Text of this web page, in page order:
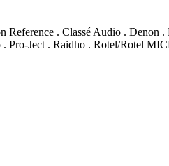
Reference . Classé Audio . Denon
Ject . Raidho . Rotel/Rotel